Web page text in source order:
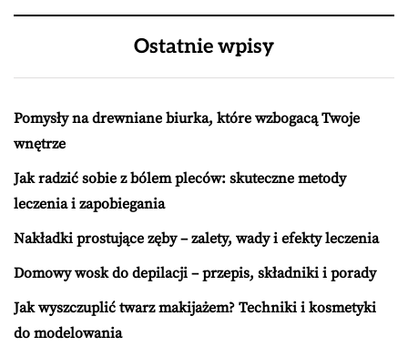
Ostatnie wpisy
Pomysły na drewniane biurka, które wzbogacą Twoje
wnętrze
Jak radzić sobie z bólem pleców: skuteczne metody
leczenia i zapobiegania
Nakładki prostujące zęby – zalety, wady i efekty leczenia
Domowy wosk do depilacji – przepis, składniki i porady
Jak wyszczuplić twarz makijażem? Techniki i kosmetyki
do modelowania